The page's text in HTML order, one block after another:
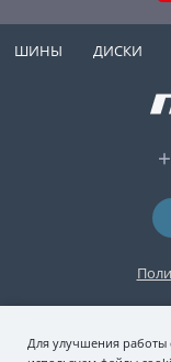
ШИНЫ ДИСКИ
2006-2026 © интернет-
(зимние и летние
Для улучшения работы